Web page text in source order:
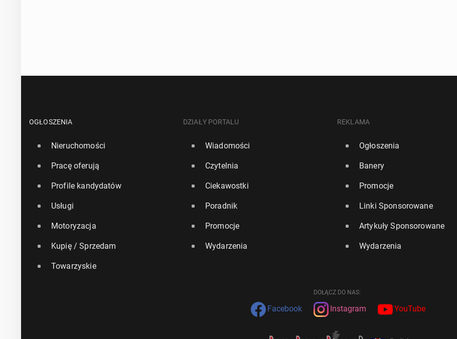
OGŁOSZENIA
Nieruchomości
Pracę oferują
Profile kandydatów
Usługi
Motoryzacja
Kupię / Sprzedam
Towarzyskie
DZIAŁY PORTALU
Wiadomości
Czytelnia
Ciekawostki
Poradnik
Promocje
Wydarzenia
REKLAMA
Ogłoszenia
Banery
Promocje
Linki Sponsorowane
Artykuły Sponsorowane
Wydarzenia
DOŁĄCZ DO NAS:
Facebook Instagram YouTube